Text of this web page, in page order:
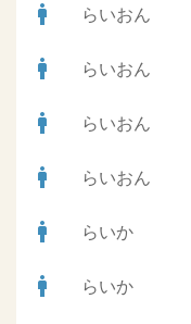
man らいおん
man らいおん
man らいおん
man らいおん
man らいか
man らいか